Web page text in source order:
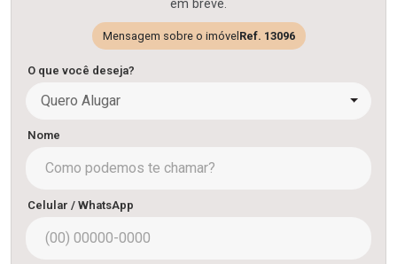
em breve.
Mensagem sobre o imóvel Ref. 13096
O que você deseja?
Quero Alugar
Nome
Celular / WhatsApp